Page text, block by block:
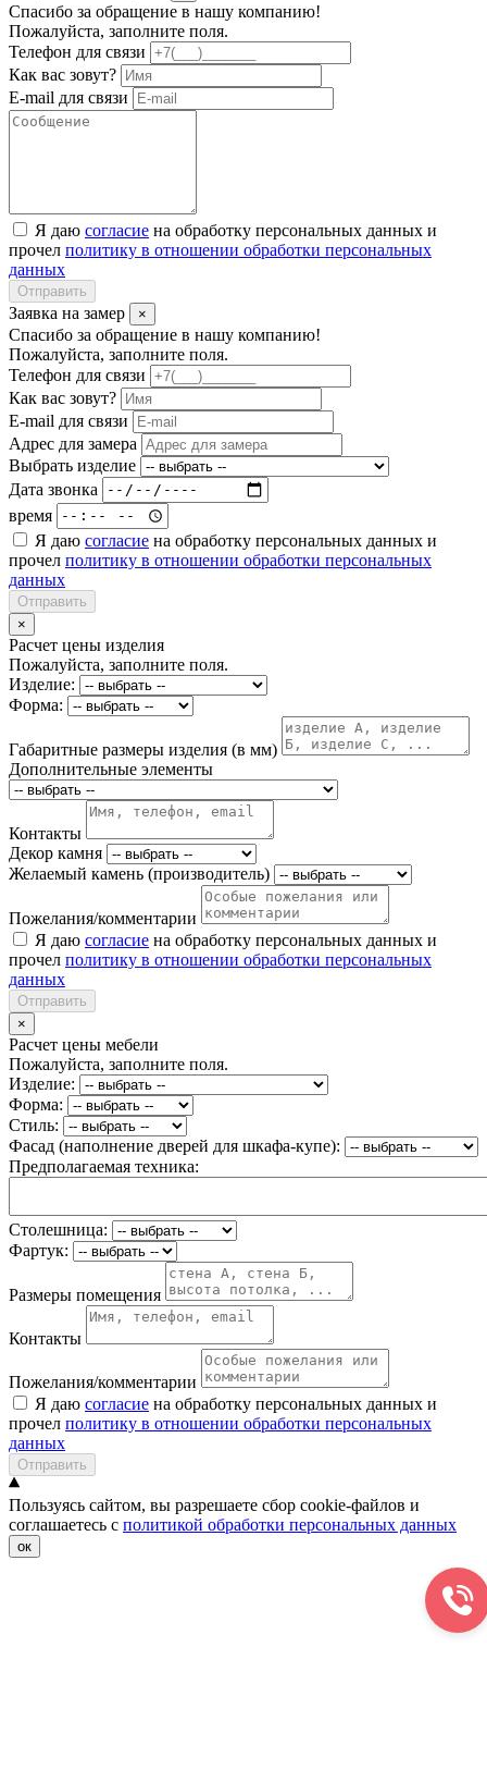
Спасибо за обращение в нашу компанию!
Пожалуйста, заполните поля.
Телефон для связи
Как вас зовут?
E-mail для связи
Я даю согласие на обработку персональных данных и
прочел политику в отношении обработки персональных
данных
Отправить
Заявка на замер ×
Спасибо за обращение в нашу компанию!
Пожалуйста, заполните поля.
Телефон для связи
Как вас зовут?
E-mail для связи
Адрес для замера
Выбрать изделие
Дата звонка
время
Я даю согласие на обработку персональных данных и
прочел политику в отношении обработки персональных
данных
Отправить
×
Расчет цены изделия
Пожалуйста, заполните поля.
Изделие:
Форма:
Габаритные размеры изделия (в мм)
Дополнительные элементы
Контакты
Декор камня
Желаемый камень (производитель)
Пожелания/комментарии
Я даю согласие на обработку персональных данных и
прочел политику в отношении обработки персональных
данных
Отправить
×
Расчет цены мебели
Пожалуйста, заполните поля.
Изделие:
Форма:
Стиль:
Фасад (наполнение дверей для шкафа-купе):
Предполагаемая техника:
Столешница:
Фартук:
Размеры помещения
Контакты
Пожелания/комментарии
Я даю согласие на обработку персональных данных и
прочел политику в отношении обработки персональных
данных
Отправить
Пользуясь сайтом, вы разрешаете сбор cookie-файлов и
соглашаетесь с политикой обработки персональных данных
ок